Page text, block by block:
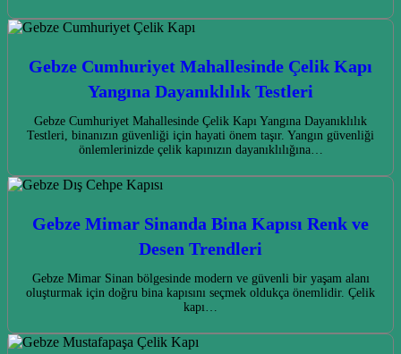
Gebze Cumhuriyet Mahallesinde Çelik Kapı
Yangına Dayanıklılık Testleri
Gebze Cumhuriyet Mahallesinde Çelik Kapı Yangına Dayanıklılık
Testleri, binanızın güvenliği için hayati önem taşır. Yangın güvenliği
önlemlerinizde çelik kapınızın dayanıklılığına…
Gebze Mimar Sinanda Bina Kapısı Renk ve
Desen Trendleri
Gebze Mimar Sinan bölgesinde modern ve güvenli bir yaşam alanı
oluşturmak için doğru bina kapısını seçmek oldukça önemlidir. Çelik
kapı…